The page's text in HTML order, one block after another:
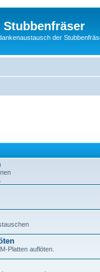
der
Platten auflöten.